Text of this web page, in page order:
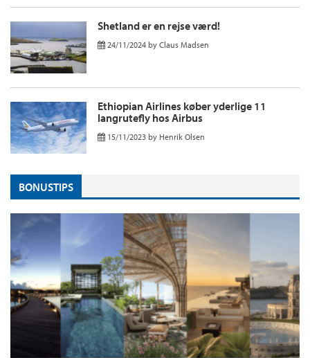
Shetland er en rejse værd!
24/11/2024 by Claus Madsen
Ethiopian Airlines køber yderlige 11
langrutefly hos Airbus
15/11/2023 by Henrik Olsen
BONUSTIPS